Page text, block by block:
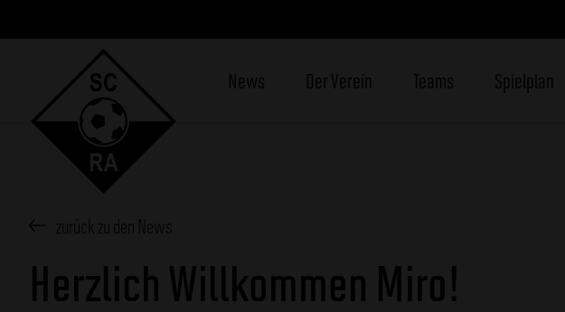
News Der Verein Teams Spielplan
zurück zu den News
Herzlich Willkommen Miro!